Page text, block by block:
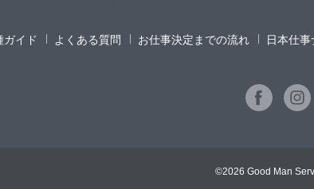
ガイド よくある質問 お仕事決定までの流れ 日本仕事
©2026 Good Man